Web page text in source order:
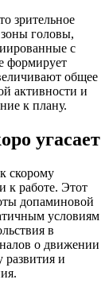
зрительное
зоны головы,
с
формирует
общее
активности и
к плану.
угасает
скорому
к работе. Этот
допаминовой
условиям
в
о движении
развития и